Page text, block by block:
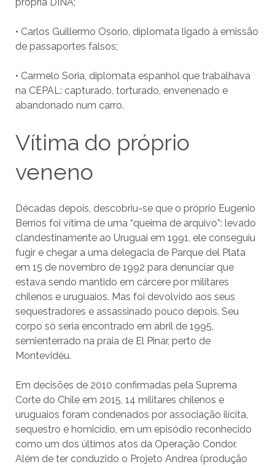
• Carlos Guillermo Osorio, diplomata ligado à emissão
de passaportes falsos;
• Carmelo Soria, diplomata espanhol que trabalhava
na CEPAL: capturado, torturado, envenenado e
abandonado num carro.
Vítima do próprio
veneno
Décadas depois, descobriu-se que o próprio Eugenio
Berríos foi vítima de uma “queima de arquivo”: levado
clandestinamente ao Uruguai em 1991, ele conseguiu
fugir e chegar a uma delegacia de Parque del Plata
em 15 de novembro de 1992 para denunciar que
estava sendo mantido em cárcere por militares
chilenos e uruguaios. Mas foi devolvido aos seus
sequestradores e assassinado pouco depois. Seu
corpo só seria encontrado em abril de 1995,
semienterrado na praia de El Pinar, perto de
Montevidéu.
Em decisões de 2010 confirmadas pela Suprema
Corte do Chile em 2015, 14 militares chilenos e
uruguaios foram condenados por associação ilícita,
sequestro e homicídio, em um episódio reconhecido
como um dos últimos atos da Operação Condor.
Além de ter conduzido o Projeto Andrea (produção